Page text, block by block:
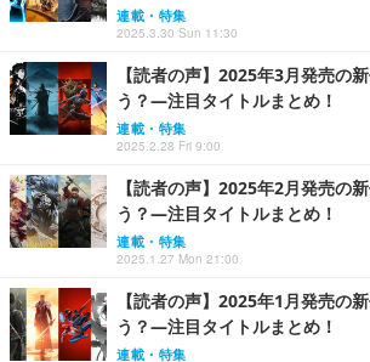
連載・特集
2025.3.30 Sun 11:30
【読者の声】2025年3月発売の
う？―注目タイトルまとめ！
連載・特集
2025.2.28 Fri 9:00
【読者の声】2025年2月発売の
う？―注目タイトルまとめ！
連載・特集
2025.1.27 Mon 21:00
【読者の声】2025年1月発売の
う？―注目タイトルまとめ！
連載・特集